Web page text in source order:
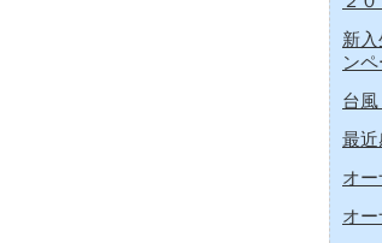
新
ン
台
最
オ
オ